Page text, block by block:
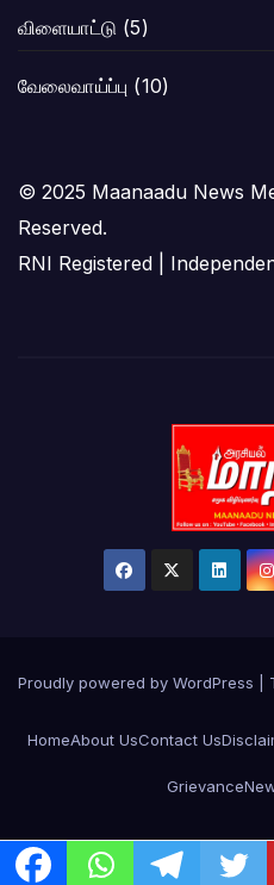
விளையாட்டு (5)
வேலைவாய்ப்பு (10)
© 2025 Maanaadu News
Reserved.
RNI Registered |
Proudly powered by WordPress
HomeAbout UsContact Us
Grievance